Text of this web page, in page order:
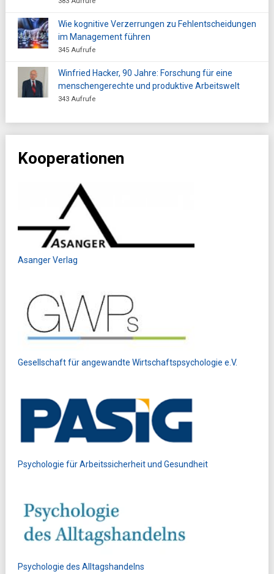
Wie kognitive Verzerrungen zu Fehlentscheidungen
im Management führen
345 Aufrufe
Winfried Hacker, 90 Jahre: Forschung für eine
menschengerechte und produktive Arbeitswelt
343 Aufrufe
Kooperationen
Asanger Verlag
Gesellschaft für angewandte Wirtschaftspsychologie e.V.
Psychologie für Arbeitssicherheit und Gesundheit
Psychologie des Alltagshandelns